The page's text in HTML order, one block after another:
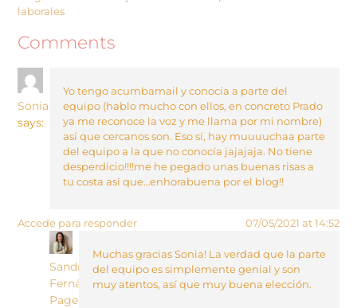
laborales
Comments
Sonia
says:
Yo tengo acumbamail y conocía a parte del
equipo (hablo mucho con ellos, en concreto Prado
ya me reconoce la voz y me llama por mi nombre)
así que cercanos son. Eso sí, hay muuuuchaa parte
del equipo a la que no conocía jajajaja. No tiene
desperdicio!!!!me he pegado unas buenas risas a
tu costa así que…enhorabuena por el blog!!
07/05/2021 at 14:52
Accede para responder
Sandra
Fernández
Pagerols
Muchas gracias Sonia! La verdad que la parte
del equipo es simplemente genial y son
muy atentos, así que muy buena elección.